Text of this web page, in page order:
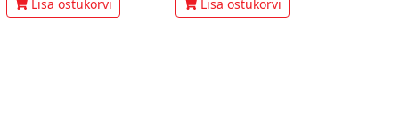
Lisa ostukorvi Lisa ostukorvi